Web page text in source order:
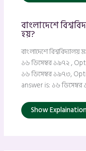
বাংলাদেশে
হয়?
বাংলাদেশে
১৬ ডিসেম্বর ১৯৭২ ,
১৬ ডিসেম্বর ১৯৭৩,
answer is: ১৬
Show